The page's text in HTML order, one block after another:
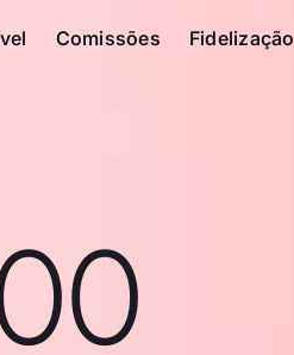
Comissões Fidelização